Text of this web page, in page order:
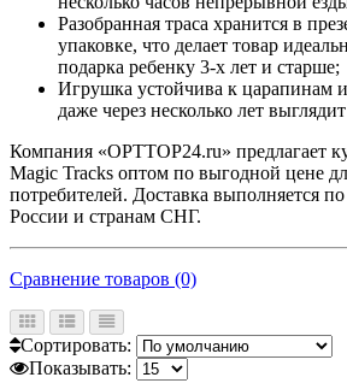
Разобранная траса хранится в
упаковке, что делает товар
подарка ребенку 3-х лет и старше;
Игрушка устойчива к царапинам
даже через несколько лет
Компания «OPTTOP24.ru» предлагает
Magic Tracks оптом по выгодной цене
потребителей. Доставка выполняется
России и странам СНГ.
Сравнение товаров (0)
Сортировать:
Показывать: